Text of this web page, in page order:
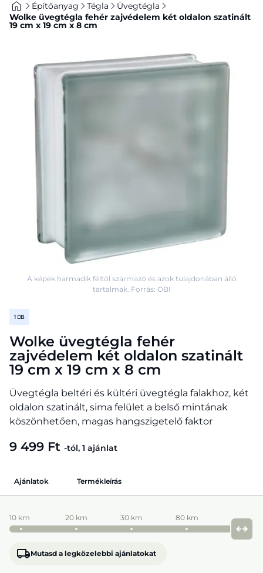
Építőanyag Tégla
Üvegtégla
Wolke üvegtégla fehér zajvédelem két oldalon szatinált
19 cm x 19 cm x 8 cm
1 DB
Wolke üvegtégla fehér
zajvédelem két oldalon szatinált
19 cm x 19 cm x 8 cm
Üvegtégla beltéri és kültéri üvegtégla falakhoz, két
oldalon szatinált, sima felület a belső mintának
köszönhetően, magas hangszigetelő faktor
9 499 Ft -tól, 1 ajánlat
A képek harmadik féltől származó és azok tulajdonában álló
tartalmak. Forrás: OBI
Ajánlatok Termékleírás
10 km 20 km 30 km 80 km
Mutasd a legközelebbi ajánlatokat